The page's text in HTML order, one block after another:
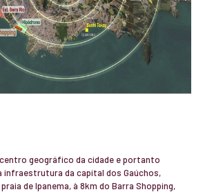
geográfico da cidade e portanto
infraestrutura da capital dos Gaúchos,
de Ipanema, à 8km do Barra Shopping,